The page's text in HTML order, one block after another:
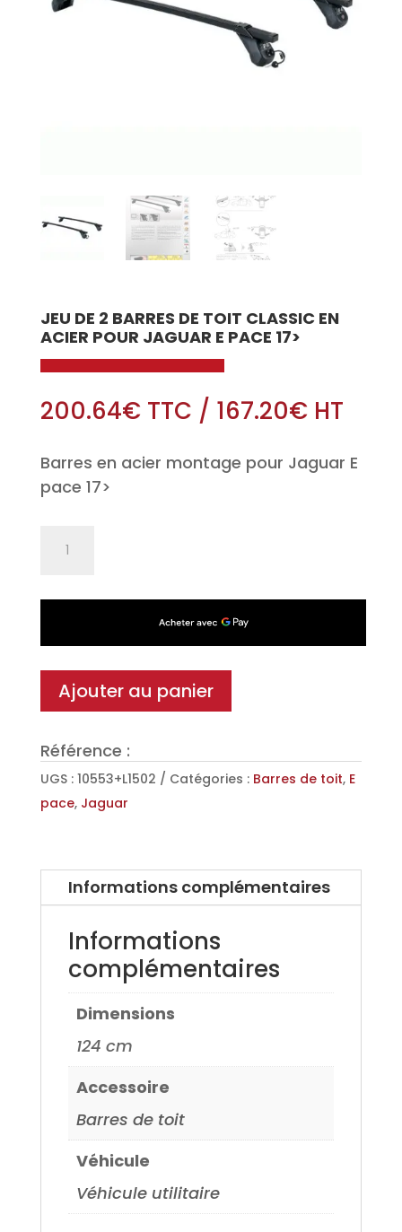
JEU DE 2 BARRES DE TOIT CLASSIC EN
ACIER POUR JAGUAR E PACE 17>
200.64€TTC / 167.20€HT
Barres en acier montage pour Jaguar E
pace 17>
toit
en
Acier
pour
pace
17>
Ajouter au panier
Référence :
UGS : 10553+L1502 Catégories : Barres de toit, E
pace, Jaguar
Informations complémentaires
Informations
complémentaires
Dimensions
124 cm
Accessoire
Barres de toit
Véhicule
Véhicule utilitaire